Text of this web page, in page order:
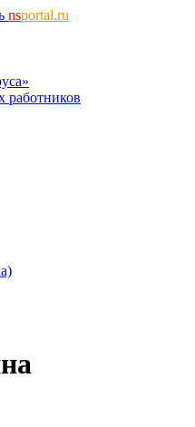
nsportal.ru
работников